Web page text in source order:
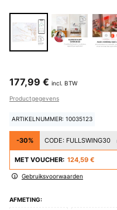
177,99 € incl. BTW
Productgegevens
ARTIKELNUMMER: 10035123
-30% CODE: FULLSWING30
MET VOUCHER: 124,59 €
Gebruiksvoorwaarden
AFMETING: